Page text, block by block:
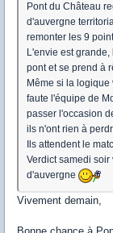
Pont du Château
d'auvergne
remonter les 9
L'envie est
pont et se prend à
Même si la
faute l'équipe de
passer l'occasion
ils n'ont rien à
Ils attendent le
Verdict samedi
d'auvergne
Vivement demain,